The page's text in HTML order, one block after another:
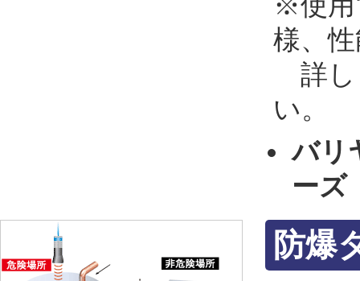
様、
詳し
い。
バリ
ーズ
防爆